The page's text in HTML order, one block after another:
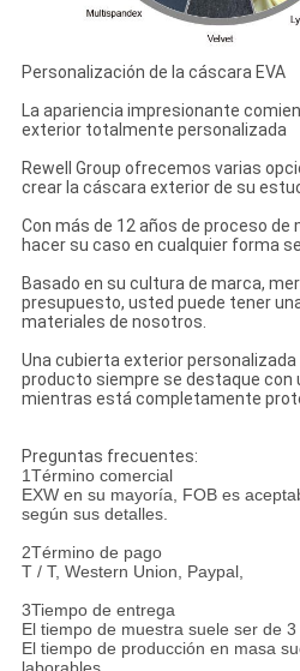
Personalización de la cáscara EVA
La apariencia impresionante
exterior totalmente personalizada
Rewell Group ofrecemos varias
crear la cáscara exterior de su
Con más de 12 años de proceso
hacer su caso en cualquier forma
Basado en su cultura de marca,
presupuesto, usted puede tener
materiales de nosotros.
Una cubierta exterior
producto siempre se destaque con
mientras está completamente
Preguntas frecuentes:
1Término comercial
EXW en su mayoría, FOB es
según sus detalles.
2Término de pago
T / T, Western Union, Paypal,
3Tiempo de entrega
El tiempo de muestra suele ser de 3
El tiempo de producción en masa
laborables.